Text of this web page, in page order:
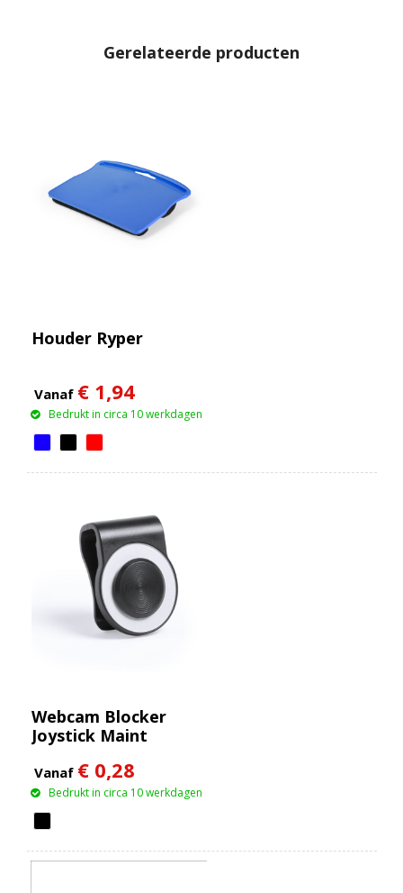
Gerelateerde producten
Houder Ryper
Vanaf € 1,94
Bedrukt in circa 10 werkdagen
Webcam Blocker
Joystick Maint
Vanaf € 0,28
Bedrukt in circa 10 werkdagen